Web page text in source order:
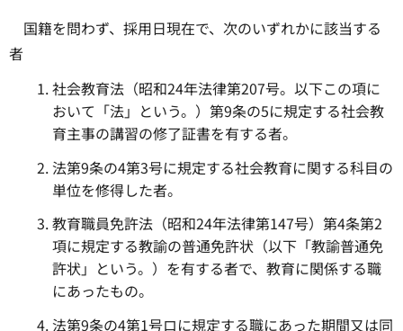
国籍を問わず、採用日現在で、次のいずれかに該当する
者
社会教育法（昭和24年法律第207号。以下この項に
おいて「法」という。）第9条の5に規定する社会教
育主事の講習の修了証書を有する者。
法第9条の4第3号に規定する社会教育に関する科目の
単位を修得した者。
教育職員免許法（昭和24年法律第147号）第4条第2
項に規定する教諭の普通免許状（以下「教諭普通免
許状」という。）を有する者で、教育に関係する職
にあったもの。
法第9条の4第1号ロに規定する職にあった期間又は同